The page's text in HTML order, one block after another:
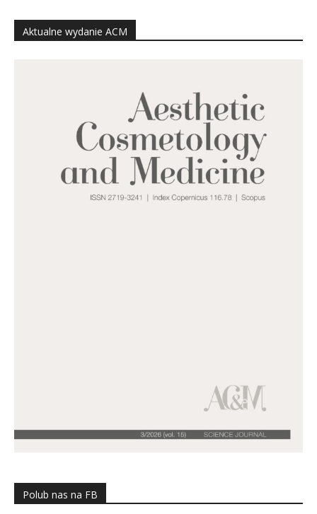
Aktualne wydanie ACM
Polub nas na FB